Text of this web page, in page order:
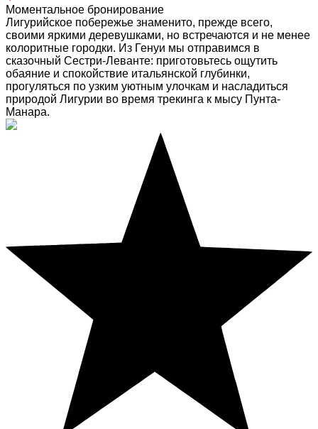
Моментальное бронирование
Лигурийское побережье знаменито, прежде всего,
своими яркими деревушками, но встречаются и не менее
колоритные городки. Из Генуи мы отправимся в
сказочный Сестри-Леванте: приготовьтесь ощутить
обаяние и спокойствие итальянской глубинки,
прогуляться по узким уютным улочкам и насладиться
природой Лигурии во время трекинга к мысу Пунта-
Манара.